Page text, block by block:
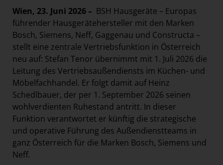
NMK
MEDIA
KONTAKT
Wien, 23. Juni 2026 – BSH Hausgeräte – Europas
führender Hausgerätehersteller mit den Marken
Bosch, Siemens, Neff, Gaggenau und Constructa –
stellt eine zentrale Vertriebsfunktion in Österreich
neu auf: Stefan Tenor übernimmt mit 1. Juli 2026 die
Leitung des Vertriebsaußendiensts im Küchen- und
Möbelfachhandel. Er folgt damit auf Heinz
Schedlbauer, der per 1. September 2026 seinen
wohlverdienten Ruhestand antritt. In dieser
Funktion verantwortet er künftig die strategische
und operative Führung des Außendienstteams in
ganz Österreich für die Marken Bosch, Siemens und
Neff.